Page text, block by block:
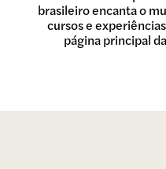
brasileiro encanta o
cursos e
página principal da